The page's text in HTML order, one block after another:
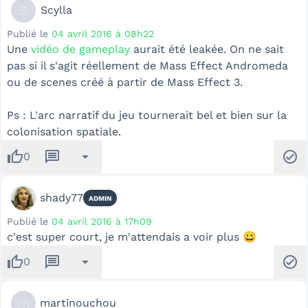
Scylla
Publié le 04 avril 2016 à 08h22
Une vidéo de gameplay aurait été leakée. On ne sait
pas si il s'agit réellement de Mass Effect Andromeda
ou de scenes créé à partir de Mass Effect 3.
Ps : L'arc narratif du jeu tournerait bel et bien sur la
colonisation spatiale.
thumb_up0 message arrow_drop_down check_circle
shady77 ADMIN
Publié le 04 avril 2016 à 17h09
c'est super court, je m'attendais a voir plus 😀
thumb_up0 message arrow_drop_down check_circle
martinouchou